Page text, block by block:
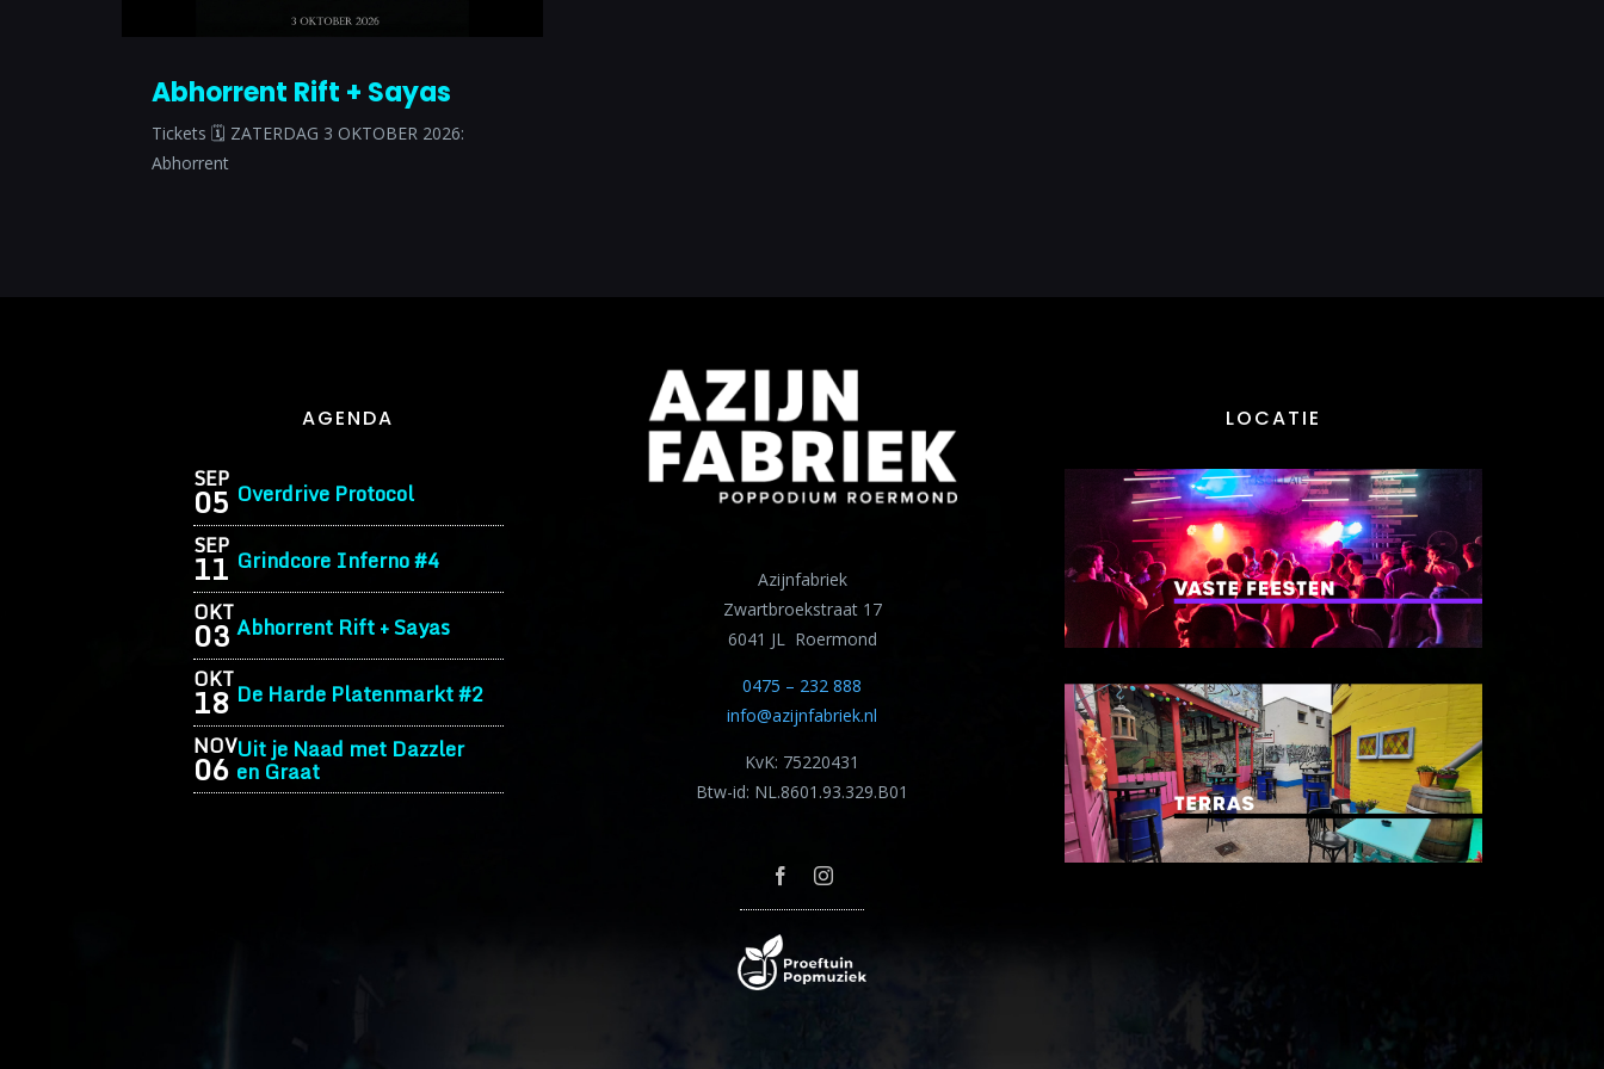
Abhorrent Rift + Sayas
Tickets 🗓 ZATERDAG 3 OKTOBER 2026:
Abhorrent
AGENDA
SEP
05 Overdrive Protocol
SEP
11 Grindcore Inferno #4
OKT
03 Abhorrent Rift + Sayas
OKT
18 De Harde Platenmarkt #2
NOV
06 Uit je Naad met Dazzler
en Graat
Azijnfabriek
Zwartbroekstraat 17
6041 JL Roermond
0475 – 232 888
info@azijnfabriek.nl
KvK: 75220431
Btw-id: NL.8601.93.329.B01
LOCATIE